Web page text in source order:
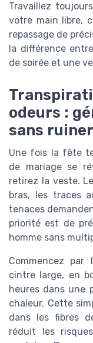
Travaillez
votre main libre,
repassage de
la différence
de soirée et une
odeurs :
sans
Une fois la fête
de mariage se
retirez la veste.
bras, les traces
tenaces
priorité est de
homme sans
Commencez
cintre large, en
heures dans une
chaleur. Cette
dans les fibres
réduit les